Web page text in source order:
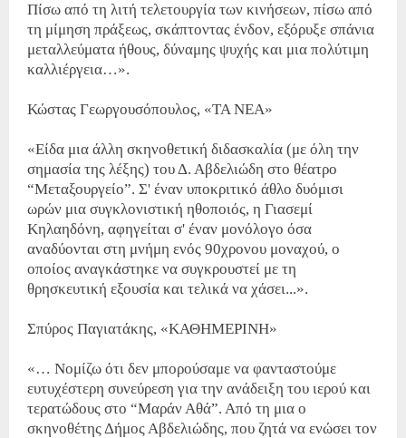
Πίσω από τη λιτή τελετουργία των κινήσεων, πίσω από
τη μίμηση πράξεως, σκάπτοντας ένδον, εξόρυξε σπάνια
μεταλλεύματα ήθους, δύναμης ψυχής και μια πολύτιμη
καλλιέργεια…».
Κώστας Γεωργουσόπουλος, «ΤΑ ΝΕΑ»
«Είδα μια άλλη σκηνοθετική διδασκαλία (με όλη την
σημασία της λέξης) του Δ. Αβδελιώδη στο θέατρο
“Μεταξουργείο”. Σ' έναν υποκριτικό άθλο δυόμισι
ωρών μια συγκλονιστική ηθοποιός, η Γιασεμί
Κηλαηδόνη, αφηγείται σ' έναν μονόλογο όσα
αναδύονται στη μνήμη ενός 90χρονου μοναχού, ο
οποίος αναγκάστηκε να συγκρουστεί με τη
θρησκευτική εξουσία και τελικά να χάσει...».
Σπύρος Παγιατάκης, «ΚΑΘΗΜΕΡΙΝΗ»
«… Νομίζω ότι δεν μπορούσαμε να φανταστούμε
ευτυχέστερη συνεύρεση για την ανάδειξη του ιερού και
τερατώδους στο “Μαράν Αθά”. Από τη μια ο
σκηνοθέτης Δήμος Αβδελιώδης, που ζητά να ενώσει τον